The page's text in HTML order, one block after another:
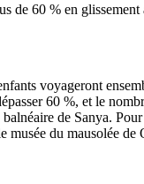
de 60 % en
voyageront
60 %, et le
de Sanya.
du mausolée